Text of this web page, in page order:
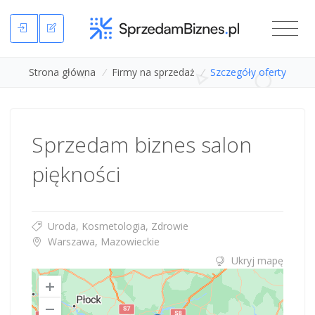
Strona główna / Firmy na sprzedaż / Szczegóły oferty
Sprzedam biznes salon
piękności
Uroda, Kosmetologia, Zdrowie
Warszawa, Mazowieckie
Ukryj mapę